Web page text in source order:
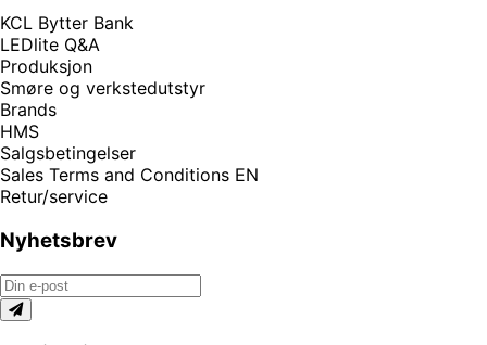
KCL Bytter Bank
LEDlite Q&A
Produksjon
Smøre og verkstedutstyr
Brands
HMS
Salgsbetingelser
Sales Terms and Conditions EN
Retur/service
Nyhetsbrev